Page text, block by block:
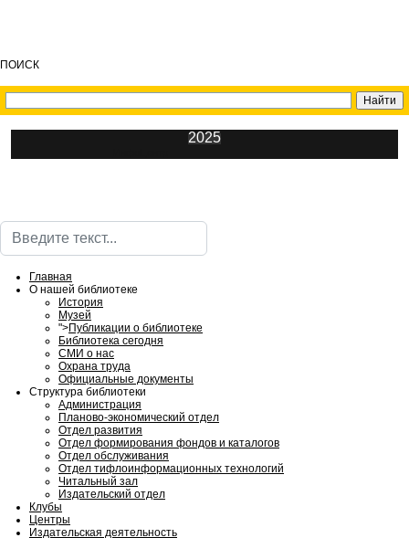
ПОИСК
2025
Поиск
Главная
О нашей библиотеке
История
Музей
">Публикации о библиотеке
Библиотека сегодня
СМИ о нас
Охрана труда
Официальные документы
Структура библиотеки
Администрация
Планово-экономический отдел
Отдел развития
Отдел формирования фондов и каталогов
Отдел обслуживания
Отдел тифлоинформационных технологий
Читальный зал
Издательский отдел
Клубы
Центры
Издательская деятельность